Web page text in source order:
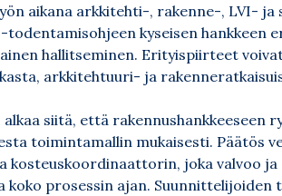
aikana arkkitehti-, rakenne-, LVI-
todentamisohjeen kyseisen hankkeen
hallitseminen. Erityispiirteet
arkkitehtuuri- ja
alkaa siitä, että rakennushankkeeseen
toimintamallin mukaisesti. Päätös
kosteuskoordinaattorin, joka valvoo
koko prosessin ajan.